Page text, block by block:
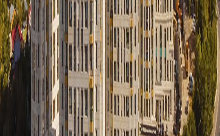
bi.group